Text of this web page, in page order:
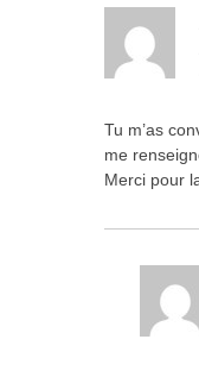
Tu m’as
me
Merci pour